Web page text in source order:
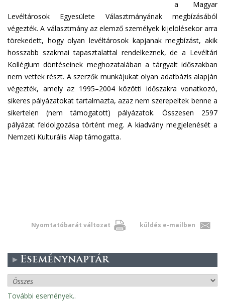
a Magyar
Levéltárosok Egyesülete Választmányának megbízásából
végezték. A választmány az elemző személyek kijelölésekor arra
törekedett, hogy olyan levéltárosok kapjanak megbízást, akik
hosszabb szakmai tapasztalattal rendelkeznek, de a Levéltári
Kollégium döntéseinek meghozatalában a tárgyalt időszakban
nem vettek részt. A szerzők munkájukat olyan adatbázis alapján
végezték, amely az 1995–2004 közötti időszakra vonatkozó,
sikeres pályázatokat tartalmazta, azaz nem szerepeltek benne a
sikertelen (nem támogatott) pályázatok. Összesen 2597
pályázat feldolgozása történt meg. A kiadvány megjelenését a
Nemzeti Kulturális Alap támogatta.
Nyomtatóbarát változat küldés e-mailben
Eseménynaptár
További események..